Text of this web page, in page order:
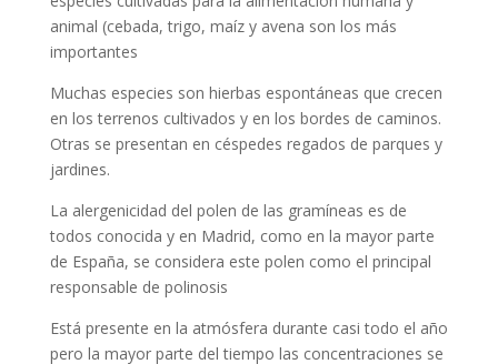
animal (cebada, trigo, maíz y avena son los más
importantes
Muchas especies son hierbas espontáneas que crecen
en los terrenos cultivados y en los bordes de caminos.
Otras se presentan en céspedes regados de parques y
jardines.
La alergenicidad del polen de las gramíneas es de
todos conocida y en Madrid, como en la mayor parte
de España, se considera este polen como el principal
responsable de polinosis
Está presente en la atmósfera durante casi todo el año
pero la mayor parte del tiempo las concentraciones se